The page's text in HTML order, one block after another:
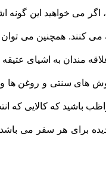
می خواهید این گونه
می کنند. همچنین می
مندان به اشیای
های سنتی و روغن
باشید که کالایی که
برای هر سفر می